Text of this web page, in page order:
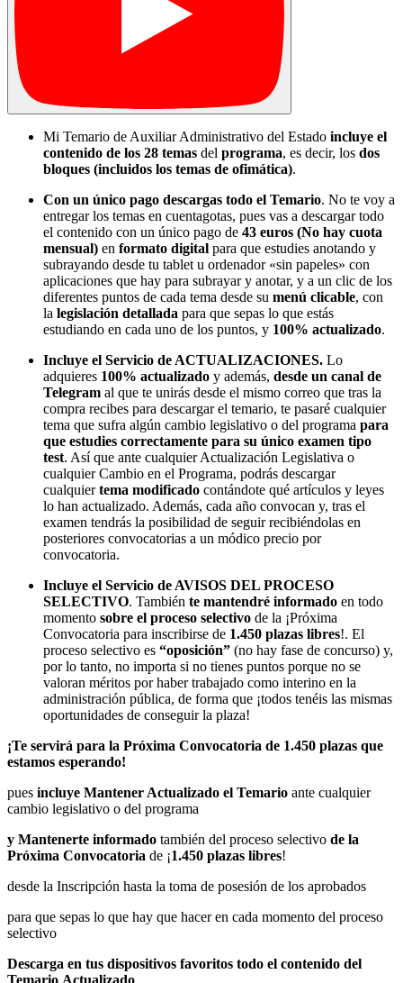
Mi Temario de Auxiliar Administrativo del Estado incluye el
contenido de los 28 temas del programa, es decir, los dos
bloques (incluidos los temas de ofimática).
Con un único pago descargas todo el Temario. No te voy a
entregar los temas en cuentagotas, pues vas a descargar todo
el contenido con un único pago de 43 euros (No hay cuota
mensual) en formato digital para que estudies anotando y
subrayando desde tu tablet u ordenador «sin papeles» con
aplicaciones que hay para subrayar y anotar, y a un clic de los
diferentes puntos de cada tema desde su menú clicable, con
la legislación detallada para que sepas lo que estás
estudiando en cada uno de los puntos, y 100% actualizado.
Incluye el Servicio de ACTUALIZACIONES. Lo
adquieres 100% actualizado y además, desde un canal de
Telegram al que te unirás desde el mismo correo que tras la
compra recibes para descargar el temario, te pasaré cualquier
tema que sufra algún cambio legislativo o del programa para
que estudies correctamente para su único examen tipo
test. Así que ante cualquier Actualización Legislativa o
cualquier Cambio en el Programa, podrás descargar
cualquiertema modificado contándote qué artículos y leyes
lo han actualizado. Además, cada año convocan y, tras el
examen tendrás la posibilidad de seguir recibiéndolas en
posteriores convocatorias a un módico precio por
convocatoria.
Incluye el Servicio de AVISOS DEL PROCESO
SELECTIVO. También te mantendré informado en todo
momento sobre el proceso selectivo de la ¡Próxima
Convocatoria para inscribirse de 1.450 plazas libres!. El
proceso selectivo es “oposición” (no hay fase de concurso) y,
por lo tanto, no importa si no tienes puntos porque no se
valoran méritos por haber trabajado como interino en la
administración pública, de forma que ¡todos tenéis las mismas
oportunidades de conseguir la plaza!
¡Te servirá para la Próxima Convocatoria de 1.450 plazas que
estamos esperando!
pues incluye Mantener Actualizado el Temario ante cualquier
cambio legislativo o del programa
y Mantenerte informado también del proceso selectivo de la
Próxima Convocatoria de ¡1.450 plazas libres!
desde la Inscripción hasta la toma de posesión de los aprobados
para que sepas lo que hay que hacer en cada momento del proceso
selectivo
Descarga en tus dispositivos favoritos todo el contenido del